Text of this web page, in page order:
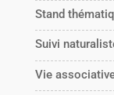
Stand
Suivi
Vie